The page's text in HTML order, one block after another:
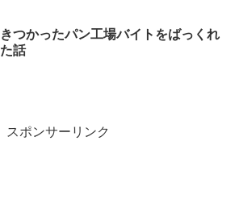
きつかったパン工場バイトをばっくれ
た話
スポンサーリンク